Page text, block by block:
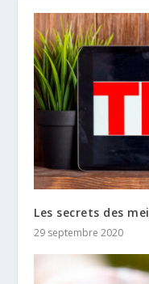
Les secrets des
29 septembre 2020